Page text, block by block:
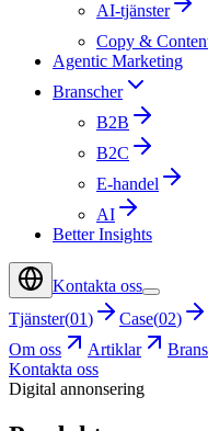
AI-tjänster
Copy &
Agentic Marketing
Branscher
B2B
B2C
E-handel
AI
Better Insights
Kontakta oss
Tjänster(01) Case(02)
Om oss
Artiklar
Kontakta oss
Digital annonsering